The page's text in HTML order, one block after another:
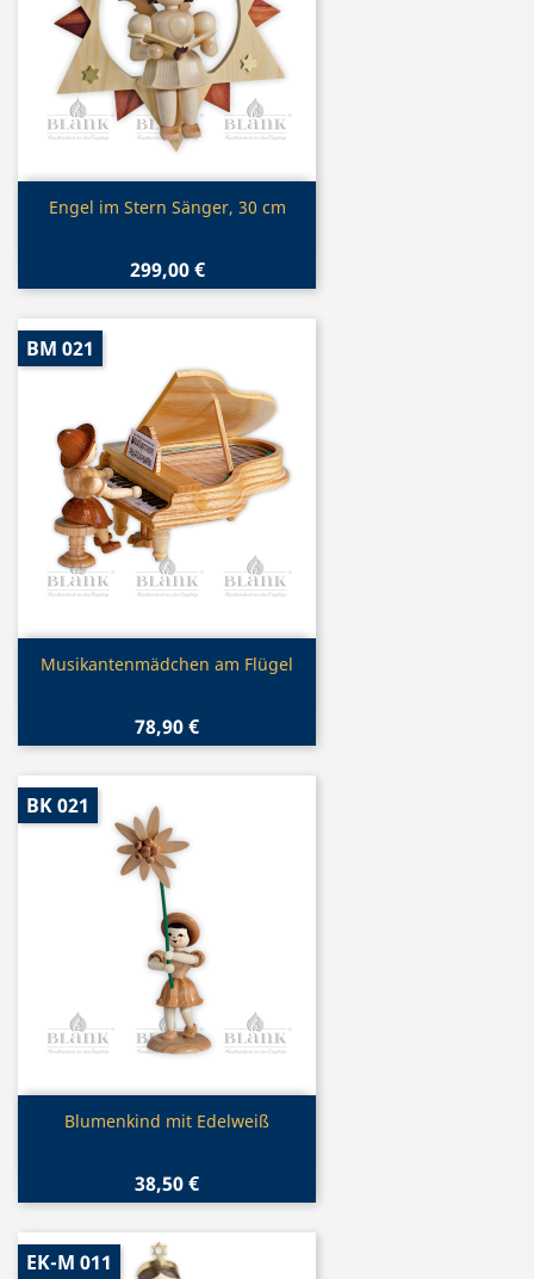
Vorschau
Engel im Stern Sänger, 30 cm
299,00 €
Vorschau
Musikantenmädchen am Flügel
78,90 €
BM 021
Vorschau
Blumenkind mit Edelweiß
38,50 €
BK 021
EK-M 011